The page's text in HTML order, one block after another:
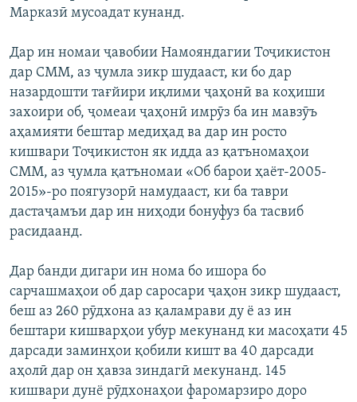
Марказӣ мусоадат кунанд.
Дар ин номаи ҷавобии Намояндагии Тоҷикистон
дар СММ, аз ҷумла зикр шудааст, ки бо дар
назардошти тағйири иқлими ҷаҳонӣ ва коҳиши
захоири об, ҷомеаи ҷаҳонӣ имрӯз ба ин мавзӯъ
аҳамияти бештар медиҳад ва дар ин росто
кишвари Тоҷикистон як идда аз қатъномаҳои
СММ, аз ҷумла қатъномаи «Об барои ҳаёт-2005-
2015»-ро поягузорӣ намудааст, ки ба таври
дастаҷамъи дар ин ниҳоди бонуфуз ба тасвиб
расидаанд.
Дар банди дигари ин нома бо ишора бо
сарчашмаҳои об дар саросари ҷаҳон зикр шудааст,
беш аз 260 рӯдхона аз қаламрави ду ё аз ин
бештари кишварҳои убур мекунанд ки масоҳати 45
дарсади заминҳои қобили кишт ва 40 дарсади
аҳолӣ дар он ҳавза зиндагӣ мекунанд. 145
кишвари дунё рӯдхонаҳои фаромарзиро доро